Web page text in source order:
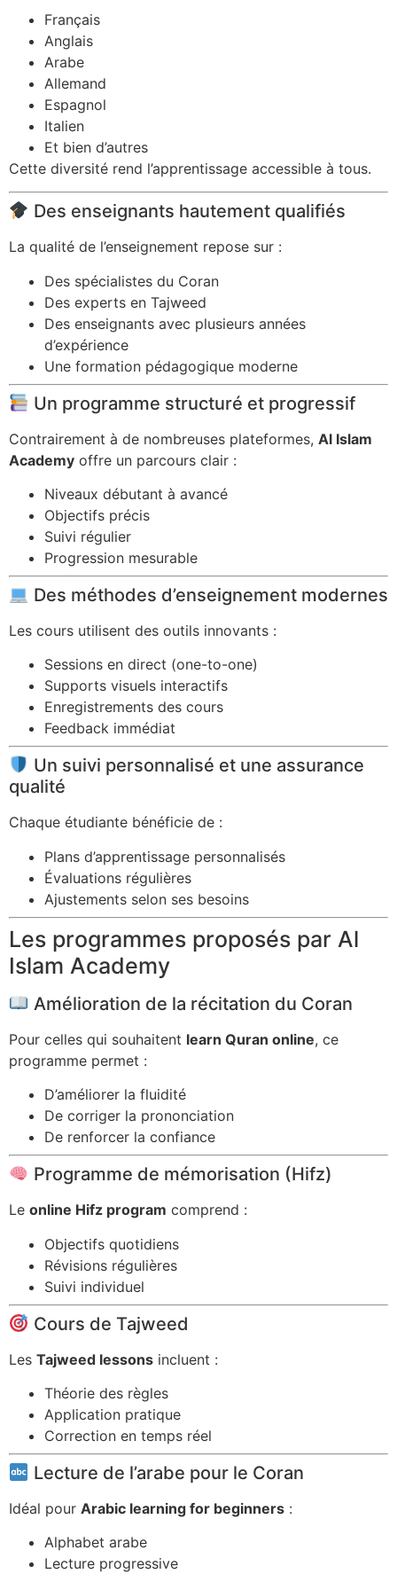
Français
Anglais
Arabe
Allemand
Espagnol
Italien
Et bien d’autres
Cette diversité rend l’apprentissage accessible à tous.
Des enseignants hautement qualifiés
La qualité de l’enseignement repose sur :
Des spécialistes du Coran
Des experts en Tajweed
Des enseignants avec plusieurs années
d’expérience
Une formation pédagogique moderne
Un programme structuré et progressif
Contrairement à de nombreuses plateformes, Al Islam
Academy offre un parcours clair :
Niveaux débutant à avancé
Objectifs précis
Suivi régulier
Progression mesurable
Des méthodes d’enseignement modernes
Les cours utilisent des outils innovants :
Sessions en direct (one-to-one)
Supports visuels interactifs
Enregistrements des cours
Feedback immédiat
Un suivi personnalisé et une assurance
qualité
Chaque étudiante bénéficie de :
Plans d’apprentissage personnalisés
Évaluations régulières
Ajustements selon ses besoins
Les programmes proposés par Al
Islam Academy
Amélioration de la récitation du Coran
Pour celles qui souhaitent learn Quran online, ce
programme permet :
D’améliorer la fluidité
De corriger la prononciation
De renforcer la confiance
Programme de mémorisation (Hifz)
Le online Hifz program comprend :
Objectifs quotidiens
Révisions régulières
Suivi individuel
Cours de Tajweed
Les Tajweed lessons incluent :
Théorie des règles
Application pratique
Correction en temps réel
Lecture de l’arabe pour le Coran
Idéal pour Arabic learning for beginners :
Alphabet arabe
Lecture progressive